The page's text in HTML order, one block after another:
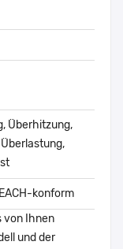
Überhitzung,
konform
von Ihnen
und der